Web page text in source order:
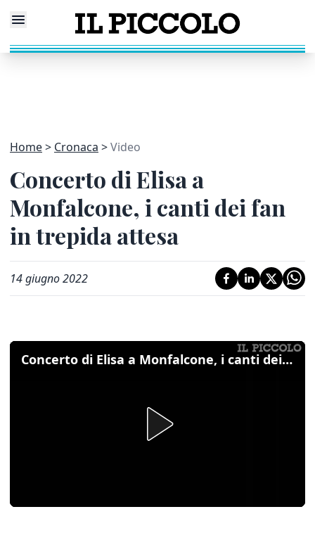
Home Cronaca Video
Concerto di Elisa a
Monfalcone, i canti dei fan
in trepida attesa
14 giugno 2022
Concerto di Elisa a Monfalcone, i canti dei fan in trepida attesa